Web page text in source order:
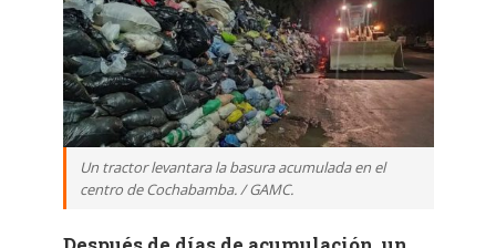
Un tractor levantara la basura acumulada en el
centro de Cochabamba. / GAMC.